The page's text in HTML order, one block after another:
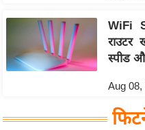
WiFi
स्पीड
Aug 08,